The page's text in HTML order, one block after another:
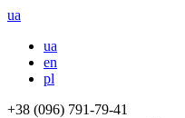
ua
ua
en
pl
+38 (096) 791-79-41